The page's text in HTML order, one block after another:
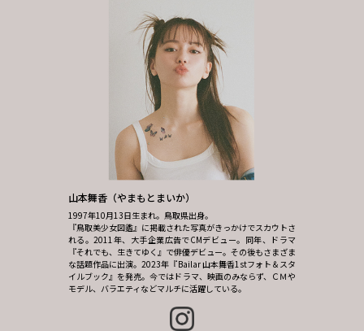
山本舞香（やまもとまいか）
1997年10月13日生まれ。鳥取県出身。
『鳥取美少女図鑑』に掲載された写真がきっかけでスカウトさ
れる。2011年、大手企業広告でCMデビュー。同年、ドラマ
『それでも、生きてゆく』で俳優デビュー。その後もさまざま
な話題作品に出演。2023年『Bailar 山本舞香1stフォト＆スタ
イルブック』を発売。今ではドラマ、映画のみならず、ＣＭや
モデル、バラエティなどマルチに活躍している。